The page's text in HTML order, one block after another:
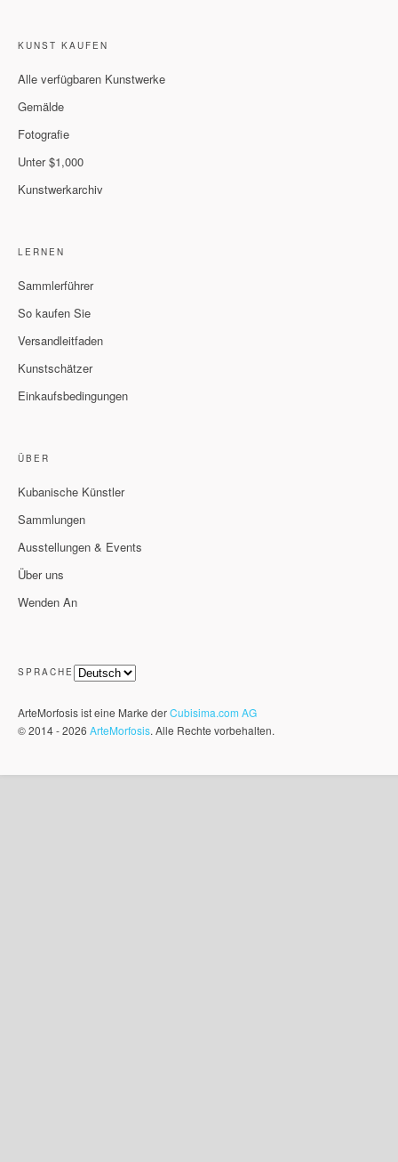
KUNST KAUFEN
Alle verfügbaren Kunstwerke
Gemälde
Fotografie
Unter $1,000
Kunstwerkarchiv
LERNEN
Sammlerführer
So kaufen Sie
Versandleitfaden
Kunstschätzer
Einkaufsbedingungen
ÜBER
Kubanische Künstler
Sammlungen
Ausstellungen & Events
Über uns
Wenden An
SPRACHE
ArteMorfosis ist eine Marke derCubisima.com AG
© 2014 - 2026 ArteMorfosis. Alle Rechte vorbehalten.